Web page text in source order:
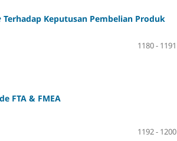
Terhadap Keputusan Pembelian Produk
1180 - 1191
FTA & FMEA
1192 - 1200